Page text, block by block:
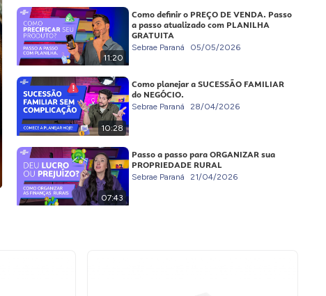
11:20
Como definir o PREÇO DE VENDA. Passo
a passo atualizado com PLANILHA
GRATUITA
Sebrae Paraná 05/05/2026
10:28
Como planejar a SUCESSÃO FAMILIAR
do NEGÓCIO.
Sebrae Paraná 28/04/2026
07:43
Passo a passo para ORGANIZAR sua
PROPRIEDADE RURAL
Sebrae Paraná 21/04/2026